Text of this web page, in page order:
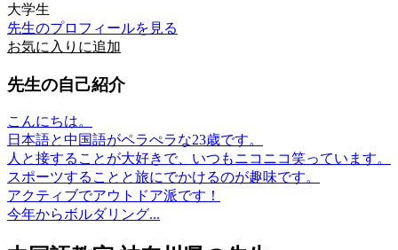
大学生
先生のプロフィールを見る
お気に入りに追加
先生の自己紹介
こんにちは。
日本語と中国語がペラぺラな23歳です。
人と接することが大好きで、いつもニコニコ笑っています。
スポーツすることと旅にでかけるのが趣味です。
アクティブでアウトドア派です！
今年からボルダリング...